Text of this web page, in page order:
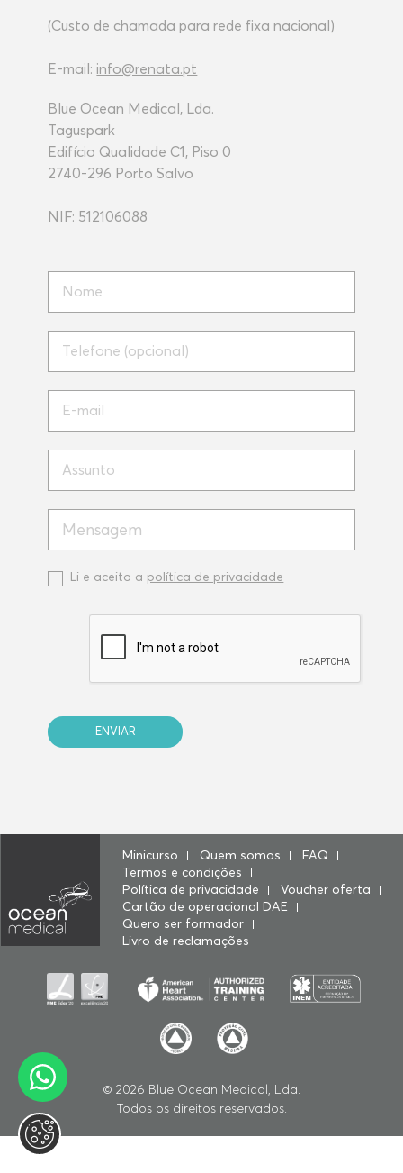
(Custo de chamada para rede fixa nacional)
E-mail: info@renata.pt
Blue Ocean Medical, Lda.
Taguspark
Edifício Qualidade C1, Piso 0
2740-296 Porto Salvo
NIF: 512106088
Li e aceito a política de privacidade
ENVIAR
Minicurso Quem somos
FAQ
Termos e condições
Política de privacidade
Voucher oferta
Cartão de operacional DAE
Quero ser formador
Livro de reclamações
© 2026 Blue Ocean Medical, Lda
Todos os direitos reservados.